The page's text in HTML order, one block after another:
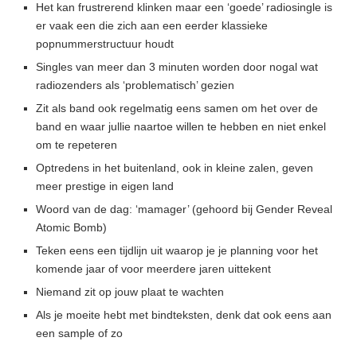
Het kan frustrerend klinken maar een ‘goede’ radiosingle is
er vaak een die zich aan een eerder klassieke
popnummerstructuur houdt
Singles van meer dan 3 minuten worden door nogal wat
radiozenders als ‘problematisch’ gezien
Zit als band ook regelmatig eens samen om het over de
band en waar jullie naartoe willen te hebben en niet enkel
om te repeteren
Optredens in het buitenland, ook in kleine zalen, geven
meer prestige in eigen land
Woord van de dag: ‘mamager’ (gehoord bij Gender Reveal
Atomic Bomb)
Teken eens een tijdlijn uit waarop je je planning voor het
komende jaar of voor meerdere jaren uittekent
Niemand zit op jouw plaat te wachten
Als je moeite hebt met bindteksten, denk dat ook eens aan
een sample of zo